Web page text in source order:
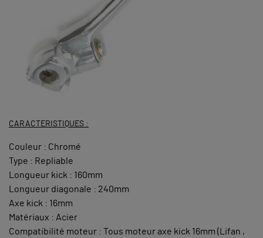
CARACTERISTIQUES :
Couleur : Chromé
Type : Repliable
Longueur kick : 160mm
Longueur diagonale : 240mm
Axe kick : 16mm
Matériaux : Acier
Compatibilité moteur : Tous moteur axe kick 16mm (Lifan ,